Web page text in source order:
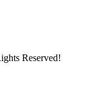
Reserved!